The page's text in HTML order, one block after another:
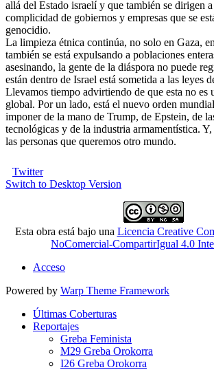
allá del Estado israelí y que también se dirigen
complicidad de gobiernos y empresas que se
genocidio.
La limpieza étnica continúa, no solo en Gaza,
también se está expulsando a poblaciones
asesinando, la gente de la diáspora no puede
están dentro de Israel está sometida a las leyes
Llevamos tiempo advirtiendo de que esta no es
global. Por un lado, está el nuevo orden
imponer de la mano de Trump, de Epstein, de
tecnológicas y de la industria armamentística.
las personas que queremos otro mundo.
Twitter
Switch to Desktop Version
Esta obra está bajo una Licencia Creative
NoComercial-CompartirIgual 4.0
Acceso
Powered by Warp Theme Framework
Últimas Coberturas
Reportajes
Greba Feminista
M29 Greba Orokorra
I26 Greba Orokorra